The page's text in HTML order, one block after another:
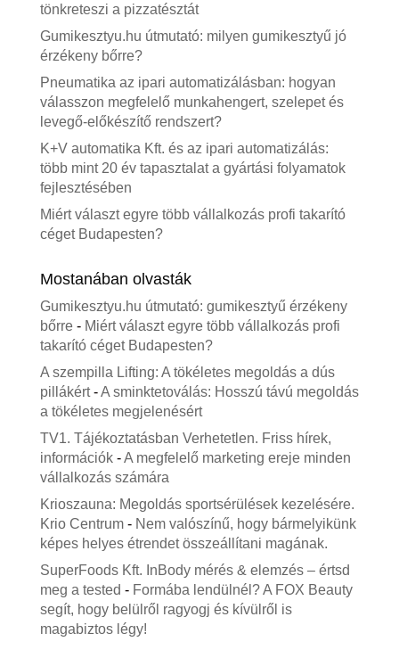
tönkreteszi a pizzatésztát
Gumikesztyu.hu útmutató: milyen gumikesztyű jó
érzékeny bőrre?
Pneumatika az ipari automatizálásban: hogyan
válasszon megfelelő munkahengert, szelepet és
levegő-előkészítő rendszert?
K+V automatika Kft. és az ipari automatizálás:
több mint 20 év tapasztalat a gyártási folyamatok
fejlesztésében
Miért választ egyre több vállalkozás profi takarító
céget Budapesten?
Mostanában olvasták
Gumikesztyu.hu útmutató: gumikesztyű érzékeny
bőrre- Miért választ egyre több vállalkozás profi
takarító céget Budapesten?
A szempilla Lifting: A tökéletes megoldás a dús
pillákért-A sminktetoválás: Hosszú távú megoldás
a tökéletes megjelenésért
TV1. Tájékoztatásban Verhetetlen. Friss hírek,
információk-A megfelelő marketing ereje minden
vállalkozás számára
Krioszauna: Megoldás sportsérülések kezelésére.
Krio Centrum- Nem valószínű, hogy bármelyikünk
képes helyes étrendet összeállítani magának.
SuperFoods Kft. InBody mérés & elemzés – értsd
meg a tested - Formába lendülnél? A FOX Beauty
segít, hogy belülről ragyogj és kívülről is
magabiztos légy!